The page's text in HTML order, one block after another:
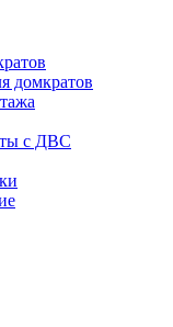
домкратов
с ДВС